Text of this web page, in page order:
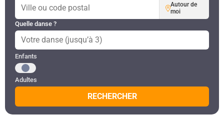
Autour de
moi
Quelle danse ?
Public recherché
Enfants
Adultes
RECHERCHER